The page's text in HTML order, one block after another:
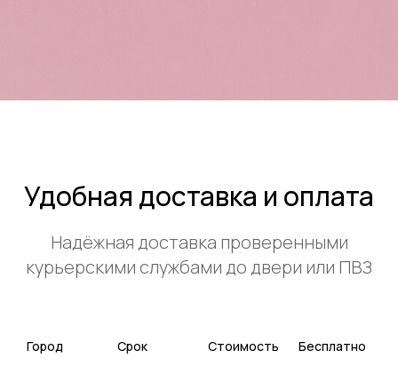
Удобная доставка и оплата
Надёжная доставка проверенными
курьерскими службами до двери или ПВЗ
Город Срок Стоимость Бесплатно